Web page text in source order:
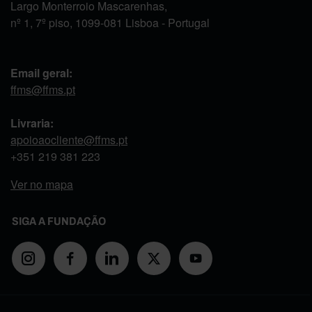
Largo Monterroio Mascarenhas,
nº 1, 7º piso, 1099-081 Lisboa - Portugal
Email geral:
ffms@ffms.pt
Livraria:
apoioaocliente@ffms.pt
+351 219 381 223
Ver no mapa
SIGA A FUNDAÇÃO